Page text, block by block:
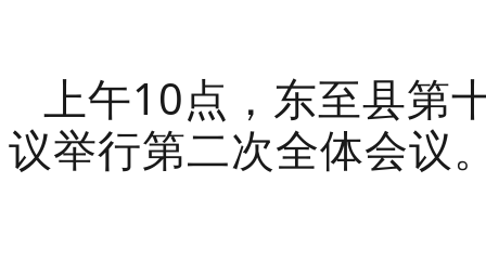
上午10点，东至县第
议举行第二次全体会议